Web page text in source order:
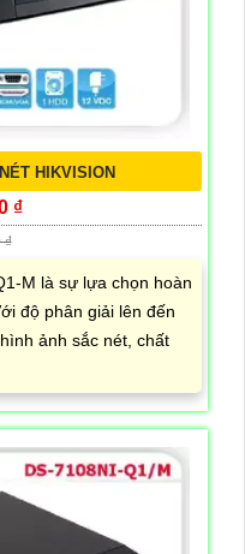
HIKVISION
₫
₫
M là sự lựa chọn hoàn
độ phân giải lên đến
ảnh sắc nét, chất